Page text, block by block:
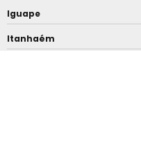
Iguape
Itanhaém